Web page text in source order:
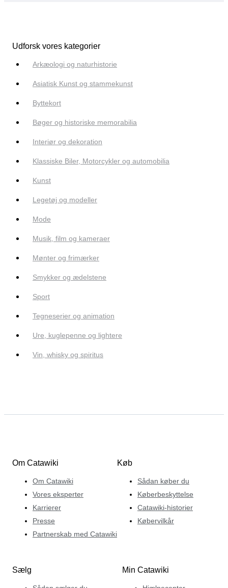
Udforsk vores kategorier
Arkæologi og naturhistorie
Asiatisk Kunst og stammekunst
Byttekort
Bøger og historiske memorabilia
Interiør og dekoration
Klassiske Biler, Motorcykler og automobilia
Kunst
Legetøj og modeller
Mode
Musik, film og kameraer
Mønter og frimærker
Smykker og ædelstene
Sport
Tegneserier og animation
Ure, kuglepenne og lightere
Vin, whisky og spiritus
Om Catawiki
Om Catawiki
Vores eksperter
Karrierer
Presse
Partnerskab med Catawiki
Køb
Sådan køber du
Køberbeskyttelse
Catawiki-historier
Købervilkår
Sælg Min Catawiki